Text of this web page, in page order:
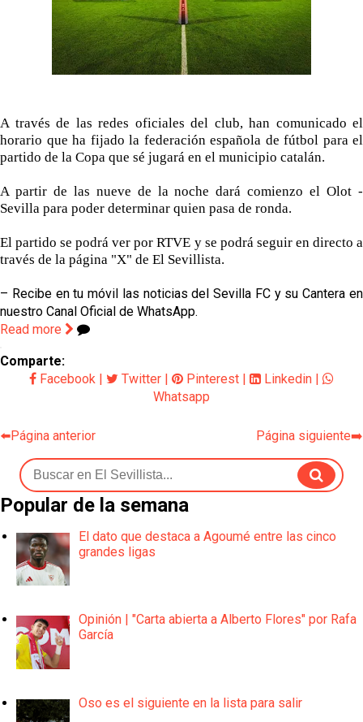
El Sevilla continúa con despidos y rechaza una
oferta de 420 millones por el club
para el ataque nervionense
Los contratiempos para García Plaza por la mala
A través de las redes oficiales del club, han comunicado el
horario que ha fijado la federación española de fútbol para el
partido de la Copa que sé jugará en el municipio catalán.
A partir de las nueve de la noche dará comienzo el Olot -
Sevilla para poder determinar quien pasa de ronda.
El partido se podrá ver por RTVE y se podrá seguir en directo a
través de la página "X" de El Sevillista.
– Recibe en tu móvil las noticias del Sevilla FC y su Cantera en
nuestro Canal Oficial de WhatsApp.
Read more
Comparte:
Facebook
Twitter Pinterest Linkedin
Whatsapp
⬅️Página anterior Página siguiente➡️
Popular de la semana
El dato que destaca a Agoumé entre las cinco
grandes ligas
Opinión | "Carta abierta a Alberto Flores" por Rafa
García
Oso es el siguiente en la lista para salir